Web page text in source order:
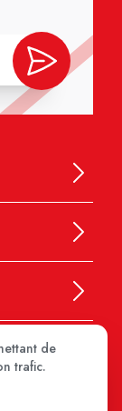
de
trafic.